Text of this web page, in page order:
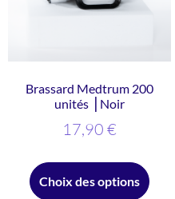
Brassard Medtrum 200
unités ⎥ Noir
17,90 €
Choix des options